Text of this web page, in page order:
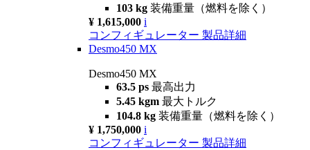
103 kg 装備重量（燃料を除く）
¥ 1,615,000 i
コンフィギュレーター 製品詳細
Desmo450 MX
Desmo450 MX
63.5 ps 最高出力
5.45 kgm 最大トルク
104.8 kg 装備重量（燃料を除く）
¥ 1,750,000 i
コンフィギュレーター 製品詳細